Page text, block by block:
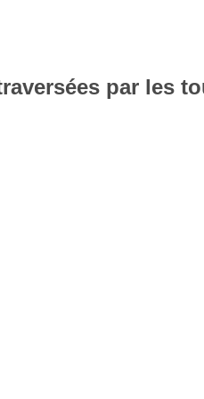
par les